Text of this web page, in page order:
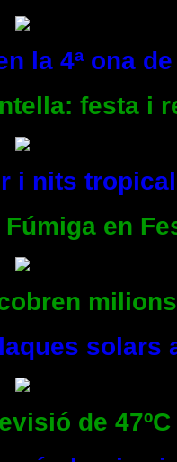
la 4ª ona
festa i
i nits
en
solars
de 47ºC